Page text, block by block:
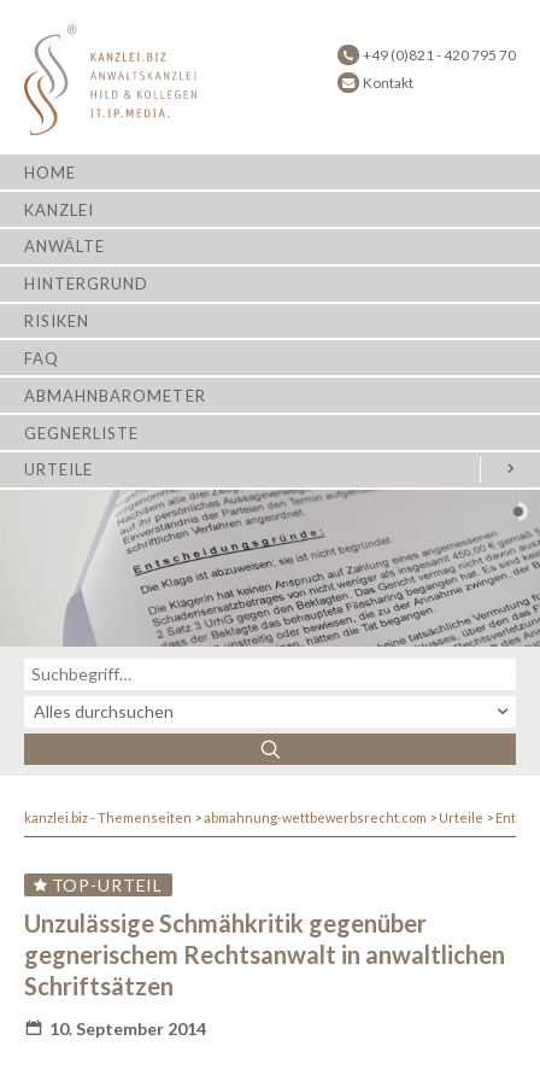
+49 (0)821 - 420 795 70
Kontakt
HOME
KANZLEI
ANWÄLTE
HINTERGRUND
RISIKEN
FAQ
ABMAHNBAROMETER
GEGNERLISTE
URTEILE
kanzlei.biz - Themenseiten abmahnung-wettbewerbsrecht.com Urteile
TOP-URTEIL
Unzulässige Schmähkritik gegenüber
gegnerischem Rechtsanwalt in anwaltlichen
Schriftsätzen
10. September 2014